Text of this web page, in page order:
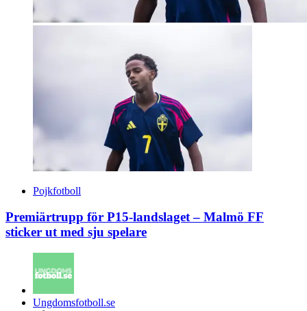
Pojkfotboll
Premiärtrupp för P15-landslaget – Malmö FF
sticker ut med sju spelare
Posted
Ungdomsfotboll.se